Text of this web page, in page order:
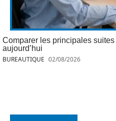
Comparer les principales
aujourd’hui
BUREAUTIQUE 02/08/2026